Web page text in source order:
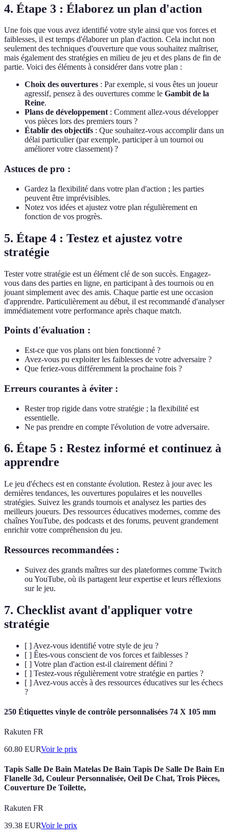
4. Étape 3 : Élaborez un plan d'action
Une fois que vous avez identifié votre style ainsi que vos forces et
faiblesses, il est temps d'élaborer un plan d'action. Cela inclut non
seulement des techniques d'ouverture que vous souhaitez maîtriser,
mais également des stratégies en milieu de jeu et des plans de fin de
partie. Voici des éléments à considérer dans votre plan :
Choix des ouvertures : Par exemple, si vous êtes un joueur
agressif, pensez à des ouvertures comme le Gambit de la
Reine.
Plans de développement: Comment allez-vous développer
vos pièces lors des premiers tours ?
Établir des objectifs : Que souhaitez-vous accomplir dans un
délai particulier (par exemple, participer à un tournoi ou
améliorer votre classement) ?
Astuces de pro :
Gardez la flexibilité dans votre plan d'action ; les parties
peuvent être imprévisibles.
Notez vos idées et ajustez votre plan régulièrement en
fonction de vos progrès.
5. Étape 4 : Testez et ajustez votre
stratégie
Tester votre stratégie est un élément clé de son succès. Engagez-
vous dans des parties en ligne, en participant à des tournois ou en
jouant simplement avec des amis. Chaque partie est une occasion
d'apprendre. Particulièrement au début, il est recommandé d'analyser
immédiatement votre performance après chaque match.
Points d'évaluation :
Est-ce que vos plans ont bien fonctionné ?
Avez-vous pu exploiter les faiblesses de votre adversaire ?
Que feriez-vous différemment la prochaine fois ?
Erreurs courantes à éviter :
Rester trop rigide dans votre stratégie ; la flexibilité est
essentielle.
Ne pas prendre en compte l'évolution de votre adversaire.
6. Étape 5 : Restez informé et continuez à
apprendre
Le jeu d'échecs est en constante évolution. Restez à jour avec les
dernières tendances, les ouvertures populaires et les nouvelles
stratégies. Suivez les grands tournois et analysez les parties des
meilleurs joueurs. Des ressources éducatives modernes, comme des
chaînes YouTube, des podcasts et des forums, peuvent grandement
enrichir votre compréhension du jeu.
Ressources recommandées :
Suivez des grands maîtres sur des plateformes comme Twitch
ou YouTube, où ils partagent leur expertise et leurs réflexions
sur le jeu.
7. Checklist avant d'appliquer votre
stratégie
[ ] Avez-vous identifié votre style de jeu ?
[ ] Êtes-vous conscient de vos forces et faiblesses ?
[ ] Votre plan d'action est-il clairement défini ?
[ ] Testez-vous régulièrement votre stratégie en parties ?
[ ] Avez-vous accès à des ressources éducatives sur les échecs
?
250 Étiquettes vinyle de contrôle personnalisées 74 X 105 mm
Rakuten FR
60.80 EURVoir le prix
Tapis Salle De Bain Matelas De Bain Tapis De Salle De Bain En
Flanelle 3d, Couleur Personnalisée, Oeil De Chat, Trois Pièces,
Couverture De Toilette,
Rakuten FR
39.38 EURVoir le prix